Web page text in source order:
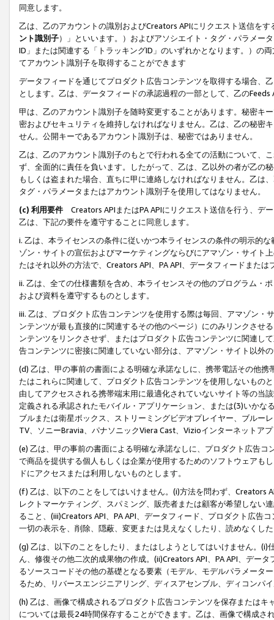
同意します。
乙は、乙のアカウントの識別およびCreators APIにリクエスト送信を
ント識別子）」といいます。）およびアソシエイト・タグ・パラメー
ID」または関連する「トラッキングID」のいずれかとなります。）の
てアカウント識別子を取得することができます
データフィードを通じてプロダクト広告コンテンツを取得する場合、
とします。乙は、データフィードの承認過程の一部として、乙の
甲は、乙のアカウント識別子を随時変更することがあります。秘密キ
密およびセキュリティを維持しなければなりません。乙は、乙の秘密
せん。公開キーであるアカウント識別子は、秘密ではありません。
乙は、乙のアカウント識別子のもとで行われる全ての活動について、
ず、全面的に責任を負います。したがって、乙は、乙以外の者が乙の
もしくは盗まれた場合、直ちに甲に連絡しなければなりません。乙は
タグ・パラメータまたはアカウント識別子を使用してはなりません。
(c) 利用要件 Creators APIまたはPA APIにリクエスト送信を行う、デ
乙は、下記の要件を遵守することに同意します。
i. 乙は、本ライセンスの条件に従いかつ本ライセンスの条件の明示的
ゾン・サイトの宣伝およびマーケティングならびにアマゾン・サイト
たはそれ以外の方法で、Creators API、PA API、データフィードまた
ii. 乙は、全ての仕様書類を含め、本ライセンスその他のプログラム・
および資料を遵守するものとします。
iii. 乙は、プロダクト広告コンテンツを使用する際は毎回、アマゾン
ンテンツが最も直接的に関連するその他のページ）にのみリンクさせ
ンテンツをリンクさせず、またはプロダクト広告コンテンツに関連し
告コンテンツに密接に関連していない部分は、アマゾン・サイト以外
(d) 乙は、甲の事前の書面による明確な承諾なしに、携帯電話その他
たはこれらに関連して、プロダクト広告コンテンツを使用しないもの
由してアクセスされる携帯端末用に最適化されていないサイト等の当
定義される承認されたモバイル・アプリケーション、または(3)いか
ブルまたは衛星ボックス、ストリーミングビデオプレイヤー、ブルー
TV、ソニーBravia、パナソニックViera Cast、Vizioインターネットア
(e) 乙は、甲の事前の書面による明確な承諾なしに、プロダクト広告
で商品を提供する個人もしくは企業が使用するためのソフトウェアも
ドにアクセスまたは利用しないものとします。
(f) 乙は、以下のことをしてはいけません。(i)方法を問わず、Creators
レクトマーケティング、スパミング、販売者または顧客が希望しない
ること、(iii)Creators API、PA API、データフィード、プロダクト広告
一切の表示を、削除、隠蔽、変更または見えなくしたり、読めなくし
(g) 乙は、以下のことをしたり、またはしようとしてはいけません。
ん、修復その他二次的成果物の作成。(ii)Creators API、PA API、デー
るソースコードその他の基礎となる要素（モデル、モデルパラメータ
るため、リバースエンジニアリング、ディスアセンブル、ディコンパ
(h) 乙は、画像で構成されるプロダクト広告コンテンツを保存または
については最長24時間保存することができます。乙は、画像で構成